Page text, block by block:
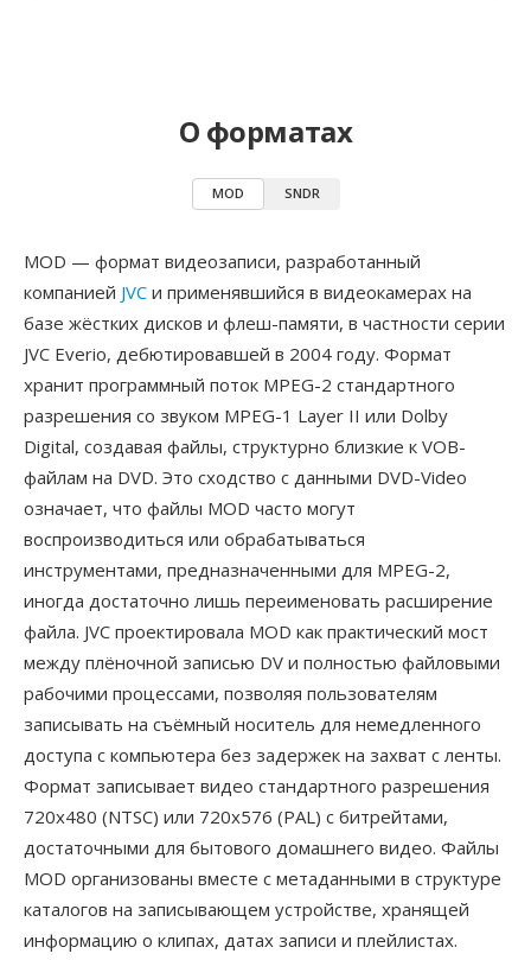
О форматах
MOD SNDR
MOD — формат видеозаписи, разработанный
компанией JVC и применявшийся в видеокамерах на
базе жёстких дисков и флеш-памяти, в частности серии
JVC Everio, дебютировавшей в 2004 году. Формат
хранит программный поток MPEG-2 стандартного
разрешения со звуком MPEG-1 Layer II или Dolby
Digital, создавая файлы, структурно близкие к VOB-
файлам на DVD. Это сходство с данными DVD-Video
означает, что файлы MOD часто могут
воспроизводиться или обрабатываться
инструментами, предназначенными для MPEG-2,
иногда достаточно лишь переименовать расширение
файла. JVC проектировала MOD как практический мост
между плёночной записью DV и полностью файловыми
рабочими процессами, позволяя пользователям
записывать на съёмный носитель для немедленного
доступа с компьютера без задержек на захват с ленты.
Формат записывает видео стандартного разрешения
720x480 (NTSC) или 720x576 (PAL) с битрейтами,
достаточными для бытового домашнего видео. Файлы
MOD организованы вместе с метаданными в структуре
каталогов на записывающем устройстве, хранящей
информацию о клипах, датах записи и плейлистах.